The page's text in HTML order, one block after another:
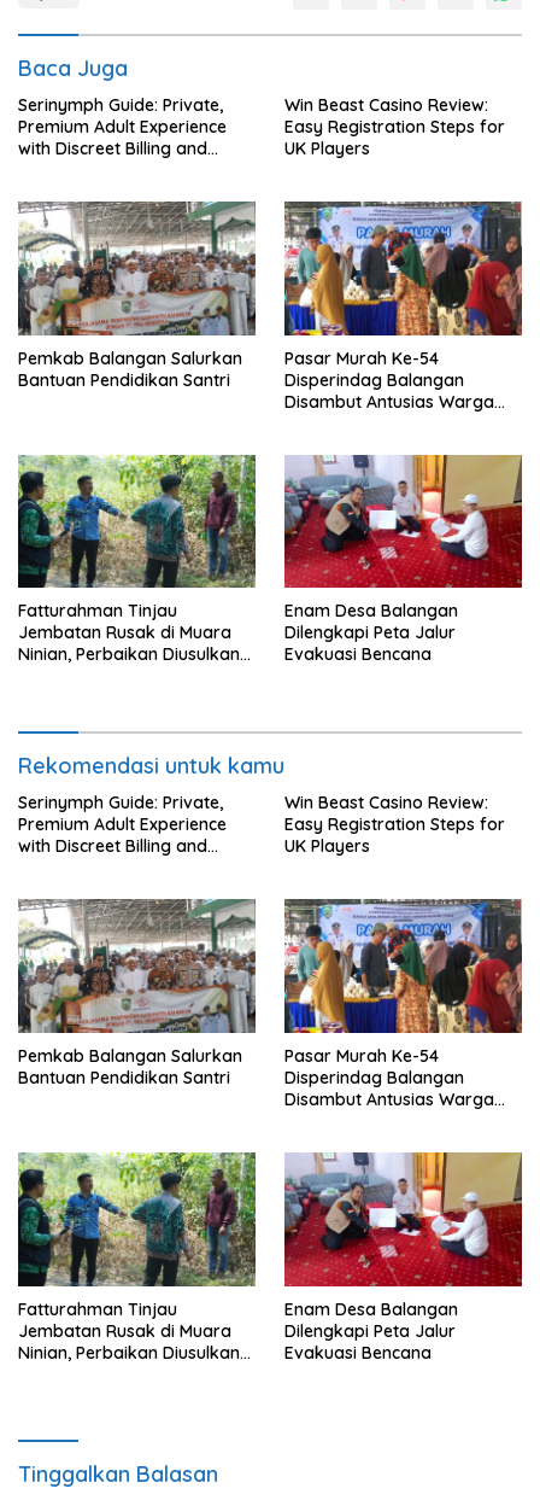
Baca Juga
Serinymph Guide: Private,
Premium Adult Experience
with Discreet Billing and
Win Beast Casino Review:
Easy Registration Steps for
UK Players
Pemkab Balangan Salurkan
Bantuan Pendidikan Santri
Pasar Murah Ke-54
Disperindag Balangan
Disambut Antusias Warga
Fatturahman Tinjau
Jembatan Rusak di Muara
Ninian, Perbaikan Diusulkan
Enam Desa Balangan
Dilengkapi Peta Jalur
Evakuasi Bencana
Rekomendasi untuk kamu
Serinymph Guide: Private,
Premium Adult Experience
with Discreet Billing and
Win Beast Casino Review:
Easy Registration Steps for
UK Players
Pemkab Balangan Salurkan
Bantuan Pendidikan Santri
Pasar Murah Ke-54
Disperindag Balangan
Disambut Antusias Warga
Fatturahman Tinjau
Jembatan Rusak di Muara
Ninian, Perbaikan Diusulkan
Enam Desa Balangan
Dilengkapi Peta Jalur
Evakuasi Bencana
Tinggalkan Balasan